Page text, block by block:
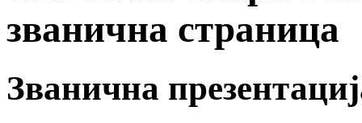
званична страница
Званична